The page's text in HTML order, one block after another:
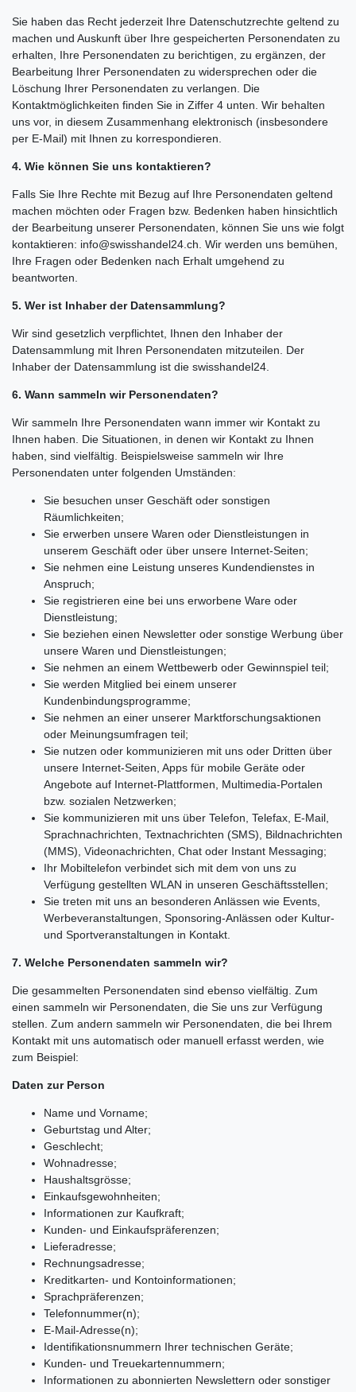
Sie haben das Recht jederzeit Ihre Datenschutzrechte geltend zu
machen und Auskunft über Ihre gespeicherten Personendaten zu
erhalten, Ihre Personendaten zu berichtigen, zu ergänzen, der
Bearbeitung Ihrer Personendaten zu widersprechen oder die
Löschung Ihrer Personendaten zu verlangen. Die
Kontaktmöglichkeiten finden Sie in Ziffer 4 unten. Wir behalten
uns vor, in diesem Zusammenhang elektronisch (insbesondere
per E-Mail) mit Ihnen zu korrespondieren.
4. Wie können Sie uns kontaktieren?
Falls Sie Ihre Rechte mit Bezug auf Ihre Personendaten geltend
machen möchten oder Fragen bzw. Bedenken haben hinsichtlich
der Bearbeitung unserer Personendaten, können Sie uns wie folgt
kontaktieren: info@swisshandel24.ch. Wir werden uns bemühen,
Ihre Fragen oder Bedenken nach Erhalt umgehend zu
beantworten.
5. Wer ist Inhaber der Datensammlung?
Wir sind gesetzlich verpflichtet, Ihnen den Inhaber der
Datensammlung mit Ihren Personendaten mitzuteilen. Der
Inhaber der Datensammlung ist die swisshandel24.
6. Wann sammeln wir Personendaten?
Wir sammeln Ihre Personendaten wann immer wir Kontakt zu
Ihnen haben. Die Situationen, in denen wir Kontakt zu Ihnen
haben, sind vielfältig. Beispielsweise sammeln wir Ihre
Personendaten unter folgenden Umständen:
Sie besuchen unser Geschäft oder sonstigen
Räumlichkeiten;
Sie erwerben unsere Waren oder Dienstleistungen in
unserem Geschäft oder über unsere Internet-Seiten;
Sie nehmen eine Leistung unseres Kundendienstes in
Anspruch;
Sie registrieren eine bei uns erworbene Ware oder
Dienstleistung;
Sie beziehen einen Newsletter oder sonstige Werbung über
unsere Waren und Dienstleistungen;
Sie nehmen an einem Wettbewerb oder Gewinnspiel teil;
Sie werden Mitglied bei einem unserer
Kundenbindungsprogramme;
Sie nehmen an einer unserer Marktforschungsaktionen
oder Meinungsumfragen teil;
Sie nutzen oder kommunizieren mit uns oder Dritten über
unsere Internet-Seiten, Apps für mobile Geräte oder
Angebote auf Internet-Plattformen, Multimedia-Portalen
bzw. sozialen Netzwerken;
Sie kommunizieren mit uns über Telefon, Telefax, E-Mail,
Sprachnachrichten, Textnachrichten (SMS), Bildnachrichten
(MMS), Videonachrichten, Chat oder Instant Messaging;
Ihr Mobiltelefon verbindet sich mit dem von uns zu
Verfügung gestellten WLAN in unseren Geschäftsstellen;
Sie treten mit uns an besonderen Anlässen wie Events,
Werbeveranstaltungen, Sponsoring-Anlässen oder Kultur-
und Sportveranstaltungen in Kontakt.
7. Welche Personendaten sammeln wir?
Die gesammelten Personendaten sind ebenso vielfältig. Zum
einen sammeln wir Personendaten, die Sie uns zur Verfügung
stellen. Zum andern sammeln wir Personendaten, die bei Ihrem
Kontakt mit uns automatisch oder manuell erfasst werden, wie
zum Beispiel:
Daten zur Person
Name und Vorname;
Geburtstag und Alter;
Geschlecht;
Wohnadresse;
Haushaltsgrösse;
Einkaufsgewohnheiten;
Informationen zur Kaufkraft;
Kunden- und Einkaufspräferenzen;
Lieferadresse;
Rechnungsadresse;
Kreditkarten- und Kontoinformationen;
Sprachpräferenzen;
Telefonnummer(n);
E-Mail-Adresse(n);
Identifikationsnummern Ihrer technischen Geräte;
Kunden- und Treuekartennummern;
Informationen zu abonnierten Newslettern oder sonstiger